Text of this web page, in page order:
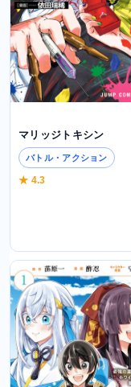
マリッジトキシン
バトル・アクション
★ 4.3